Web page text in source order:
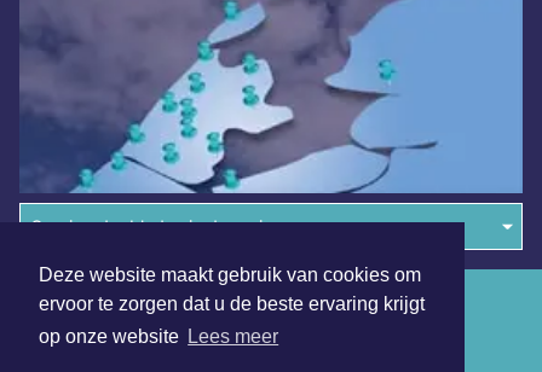
Deze website maakt gebruik van cookies om
ervoor te zorgen dat u de beste ervaring krijgt
op onze website Lees meer
Overige dagbladen in de regio
Algemene voorwaarden
Disclaimer